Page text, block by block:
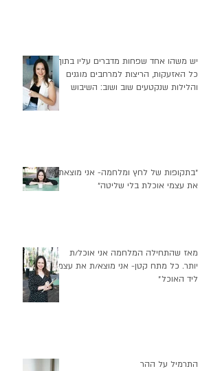
יש משהו אחד שפחות מדברים עליו בתוך
כל האזעקות, הריצות למרחבים מוגנים
והלילות שנקטעים שוב ושוב: השיבוש
״בתקופות של לחץ ומלחמה- אני מוצאת
את עצמי אוכלת בלי שליטה״
מאז שהתחילה המלחמה אני אוכל/ת
יותר. כל מתח קטן- אני מוצא/ת את עצמי
ליד האוכל״
התרמיל על ההר